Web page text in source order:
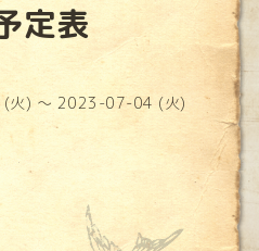
定表
) ～ 2023-07-04 (火)